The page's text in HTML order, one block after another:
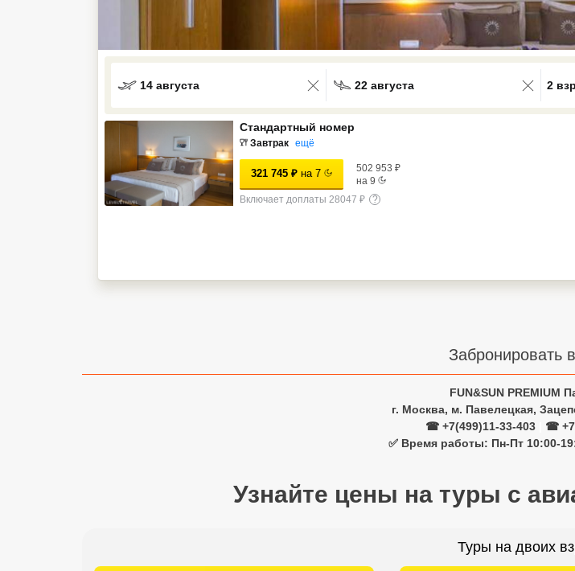
14 августа 22 августа
0
2
Стандартный номер
Завтрак ещё
321 745 ₽ на 7 502 953 ₽
на 9
Включает доплаты 28047 ₽
?
Забронировать
FUN&SUN PREMIUM
г. Москва, м. Павелецкая,
☎ +7(499)11-33-403
☎
✅ Время работы: Пн-Пт 10:00-
Узнайте цены на туры с
Туры на двоих
Большой Сочи
ТОП 10 лучших отелей 5*